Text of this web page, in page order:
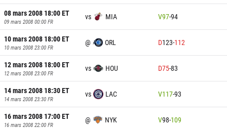
08 mars 2008 18:00ET
09 mars 2008 00:00 FR
vs MIA V97-94
10 mars 2008 18:00ET
10 mars 2008 23:00 FR
@ ORL D123-112
12 mars 2008 18:00ET
12 mars 2008 23:00 FR
vs HOU D75-83
14 mars 2008 18:30ET
14 mars 2008 23:30 FR
vs LAC V117-93
16 mars 2008 17:00ET
16 mars 2008 22:00 FR
@ NYK V98-109